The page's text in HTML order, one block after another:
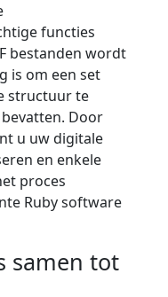
functies
bestanden wordt
is om een set
structuur te
Door
u uw digitale
en enkele
proces
Ruby software
samen tot